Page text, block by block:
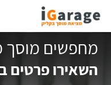
מחפשים מוסך
השאירו פרטים